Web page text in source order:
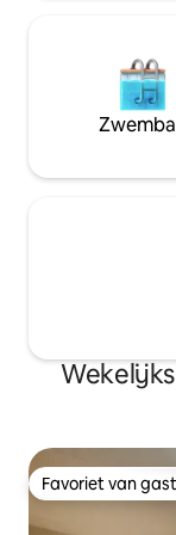
Favoriet van
Favoriet van